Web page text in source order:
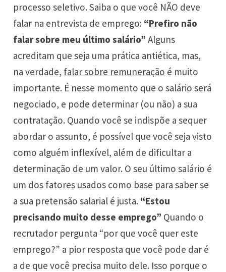
processo seletivo. Saiba o que você NÃO deve
falar na entrevista de emprego: “Prefiro não
falar sobre meu último salário”Alguns
acreditam que seja uma prática antiética, mas,
na verdade, falar sobre remuneração é muito
importante. É nesse momento que o salário será
negociado, e pode determinar (ou não) a sua
contratação. Quando você se indispõe a sequer
abordar o assunto, é possível que você seja visto
como alguém inflexível, além de dificultar a
determinação de um valor. O seu último salário é
um dos fatores usados como base para saber se
a sua pretensão salarial é justa. “Estou
precisando muito desse emprego” Quando o
recrutador pergunta “por que você quer este
emprego?” a pior resposta que você pode dar é
a de que você precisa muito dele. Isso porque o